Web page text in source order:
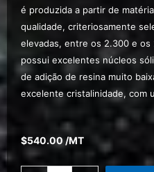
é produzida a partir de
qualidade, criteriosamente
elevadas, entre os 2.300 e os
possui excelentes núcleos
de adição de resina muito
excelente cristalinidade, com
$540.00/MT